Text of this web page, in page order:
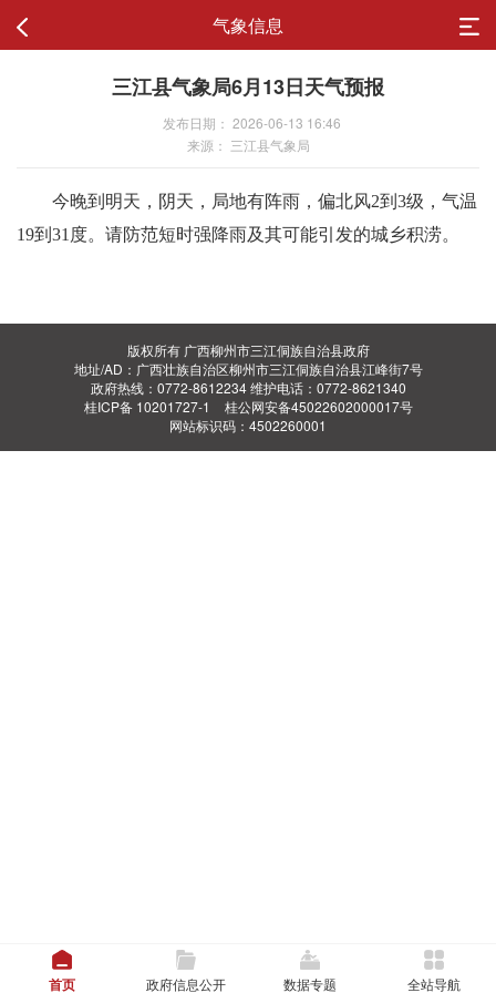
气象信息
三江县气象局6月13日天气预报
发布日期： 2026-06-13 16:46
来源： 三江县气象局
今晚到明天，阴天，局地有阵雨，偏北风2到3级，气温
19到31度。请防范短时强降雨及其可能引发的城乡积涝。
版权所有 广西柳州市三江侗族自治县政府
地址/AD：广西壮族自治区柳州市三江侗族自治县江峰街7号
政府热线：0772-8612234 维护电话：0772-8621340
桂ICP备 10201727-1
桂公网安备45022602000017号
网站标识码：4502260001
首页 政府信息公开 数据专题 全站导航